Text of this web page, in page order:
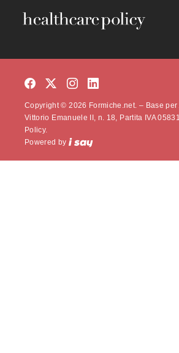
Copyright © 2026 Formiche.net. – Base per
Vittorio Emanuele II, n. 18, Partita IVA
Policy.
Powered by